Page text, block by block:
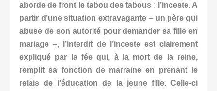
aborde de front le tabou des tabous : l’inceste. A
partir d’une situation extravagante – un père qui
abuse de son autorité pour demander sa fille en
mariage –, l’interdit de l’inceste est clairement
expliqué par la fée qui, à la mort de la reine,
remplit sa fonction de marraine en prenant le
relais de l’éducation de la jeune fille. Celle-ci